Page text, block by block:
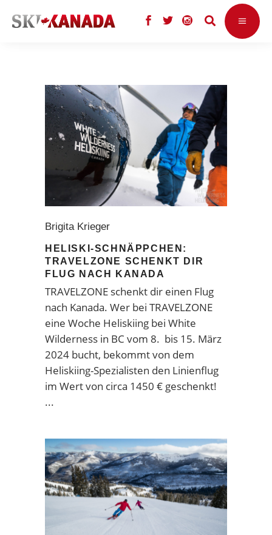
Brigita Krieger
HELISKI-SCHNÄPPCHEN:
TRAVELZONE SCHENKT DIR
FLUG NACH KANADA
TRAVELZONE schenkt dir einen Flug
nach Kanada. Wer bei TRAVELZONE
eine Woche Heliskiing bei White
Wilderness in BC vom 8. bis 15. März
2024 bucht, bekommt von dem
Heliskiing-Spezialisten den Linienflug
im Wert von circa 1450 € geschenkt!